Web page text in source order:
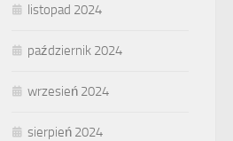
listopad 2024
październik 2024
wrzesień 2024
sierpień 2024